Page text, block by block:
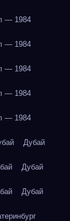
— 1984
— 1984
— 1984
— 1984
— 1984
Дубай
Дубай
Дубай